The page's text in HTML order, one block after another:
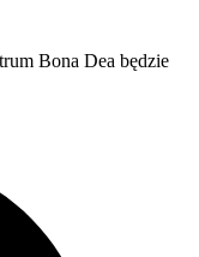
Bona Dea będzie